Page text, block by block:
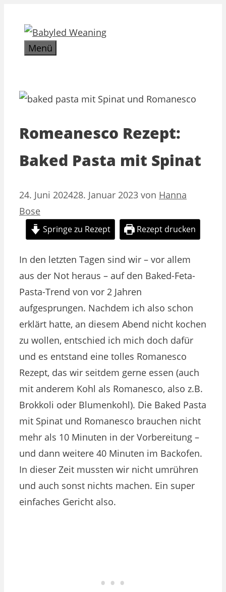
Inhalt
springenMenü
Romeanesco Rezept:
Baked Pasta mit Spinat
24. Juni 202428. Januar 2023 von Hanna
Bose
Springe zu Rezept Rezept drucken
In den letzten Tagen sind wir – vor allem
aus der Not heraus – auf den Baked-Feta-
Pasta-Trend von vor 2 Jahren
aufgesprungen. Nachdem ich also schon
erklärt hatte, an diesem Abend nicht kochen
zu wollen, entschied ich mich doch dafür
und es entstand eine tolles Romanesco
Rezept, das wir seitdem gerne essen (auch
mit anderem Kohl als Romanesco, also z.B.
Brokkoli oder Blumenkohl). Die Baked Pasta
mit Spinat und Romanesco brauchen nicht
mehr als 10 Minuten in der Vorbereitung –
und dann weitere 40 Minuten im Backofen.
In dieser Zeit mussten wir nicht umrühren
und auch sonst nichts machen. Ein super
einfaches Gericht also.